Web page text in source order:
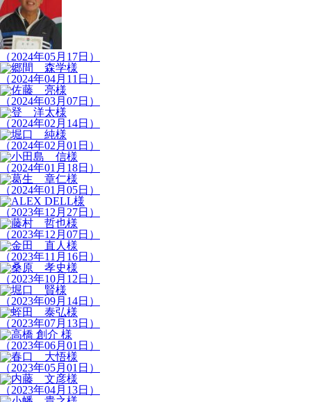
（2024年05月17日）
（2024年04月11日）
（2024年03月07日）
（2024年02月14日）
（2024年02月01日）
（2024年01月18日）
（2024年01月05日）
（2023年12月27日）
（2023年12月07日）
（2023年11月16日）
（2023年10月12日）
（2023年09月14日）
（2023年07月13日）
（2023年06月01日）
（2023年05月01日）
（2023年04月13日）